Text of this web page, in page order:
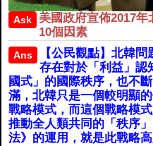
Ask
美國政府宣佈2017
10個因素
Ans
【公民觀點】北韓
存在對於「利益」認
國式」的國際秩序，也不
滿，北韓只是一個較明顯
戰略模式，而這個戰略模
推動全人類共同的「秩序
法》的運用，就是此戰略高